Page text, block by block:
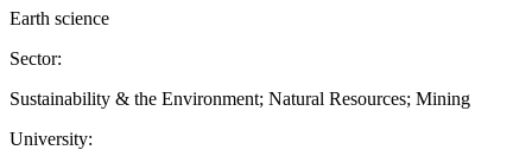
Earth science
Sector:
Sustainability & the Environment; Natural Resources; Mining
University: